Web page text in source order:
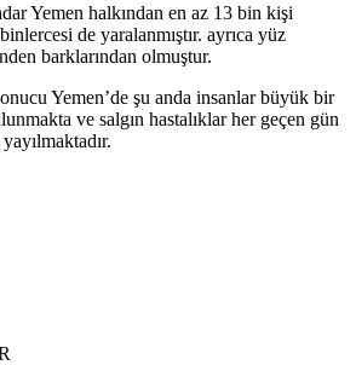
Yemen halkından en az 13 bin kişi
de yaralanmıştır. ayrıca yüz
barklarından olmuştur.
Yemen’de şu anda insanlar büyük bir
ve salgın hastalıklar her geçen gün